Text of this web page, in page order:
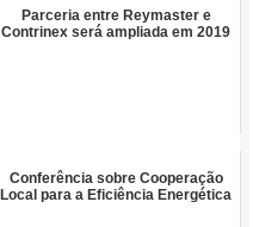
Parceria entre Reymaster e
Contrinex será ampliada em 2019
Conferência sobre Cooperação
Local para a Eficiência Energética